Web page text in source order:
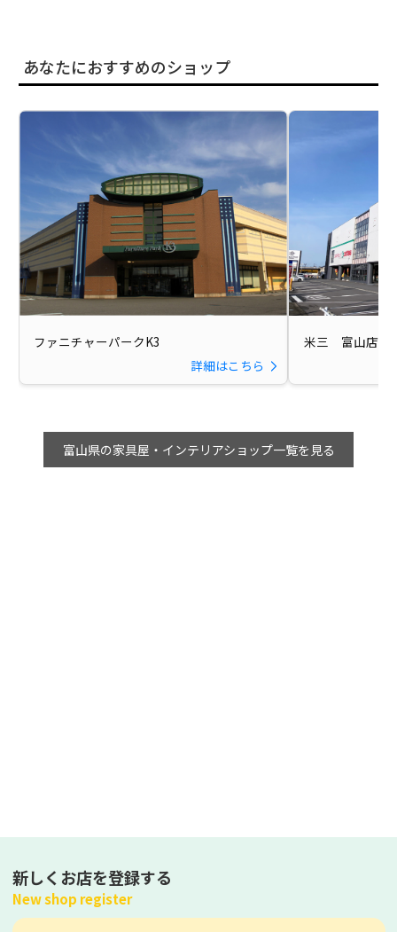
あなたにおすすめのショップ
ファニチャーパークK3
詳細はこちら
米三 富山店
富山県の家具屋・インテリアショップ一覧を見る
新しくお店を登録する
New shop register